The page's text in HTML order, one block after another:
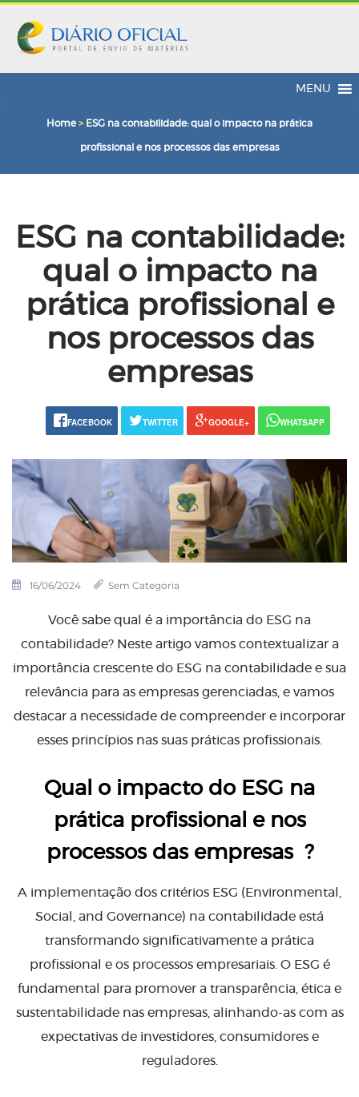
MENU
Home > ESG na contabilidade: qual o impacto na prática
profissional e nos processos das empresas
ESG na contabilidade:
qual o impacto na
prática profissional e
nos processos das
empresas
FACEBOOK TWITTER GOOGLE+ WHATSAPP
16/06/2024 Sem Categoria
Você sabe qual é a importância do ESG na
contabilidade? Neste artigo vamos contextualizar a
importância crescente do ESG na contabilidade e sua
relevância para as empresas gerenciadas, e vamos
destacar a necessidade de compreender e incorporar
esses princípios nas suas práticas profissionais.
Qual o impacto do ESG na
prática profissional e nos
processos das empresas ?
A implementação dos critérios ESG (Environmental,
Social, and Governance) na contabilidade está
transformando significativamente a prática
profissional e os processos empresariais. O ESG é
fundamental para promover a transparência, ética e
sustentabilidade nas empresas, alinhando-as com as
expectativas de investidores, consumidores e
reguladores.